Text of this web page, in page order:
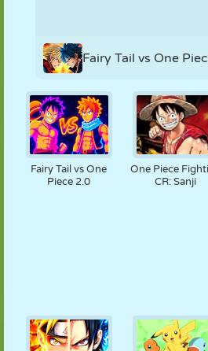
Fairy Tail vs One
Fairy Tail vs One
Piece 2.0
One Piece
CR: Sanji